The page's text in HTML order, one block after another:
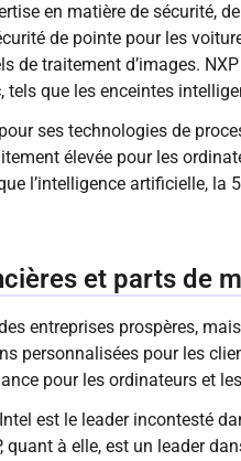
en matière de sécurité,
de pointe pour les
de traitement d’images.
que les enceintes
ses technologies de
élevée pour les
l’intelligence artificielle, la
et parts de
entreprises prospères,
personnalisées pour les
pour les ordinateurs et
est le leader incontesté
quant à elle, est un leader